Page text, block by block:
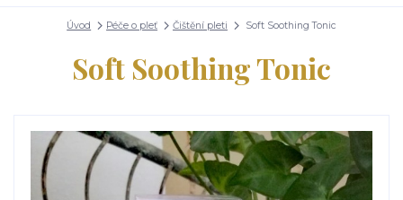
Úvod Péče o pleť Čištění pleti Soft Soothing Tonic
Soft Soothing Tonic